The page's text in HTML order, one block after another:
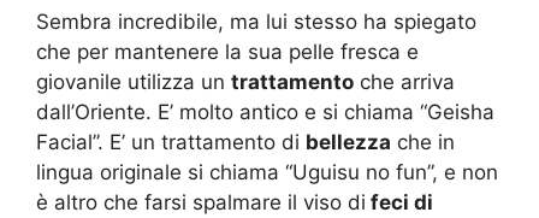
Sembra incredibile, ma lui stesso ha spiegato
che per mantenere la sua pelle fresca e
giovanile utilizza un trattamento che arriva
dall’Oriente. E’ molto antico e si chiama “Geisha
Facial”. E’ un trattamento di bellezza che in
lingua originale si chiama “Uguisu no fun”, e non
è altro che farsi spalmare il viso di feci di